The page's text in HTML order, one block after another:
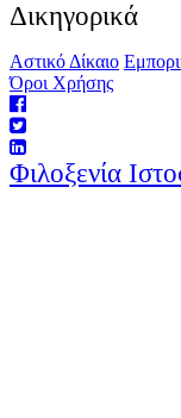
Δικηγορικά
Αστικό Δίκαιο
Όροι Χρήσης
Φιλοξενία